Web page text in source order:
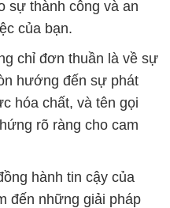
sự thành công và an
của bạn.
chỉ đơn thuần là về sự
hướng đến sự phát
hóa chất, và tên gọi
rõ ràng cho cam
hành tin cậy của
đến những giải pháp